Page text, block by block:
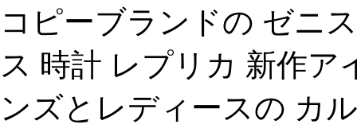
コピーブランドの ゼニ
ス 時計 レプリカ 新作ア
ンズとレディースの カ